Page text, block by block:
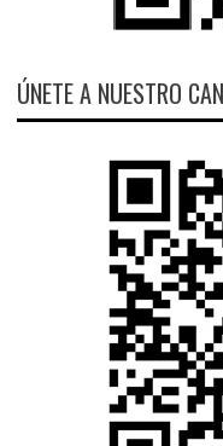
ÚNETE A NUESTRO